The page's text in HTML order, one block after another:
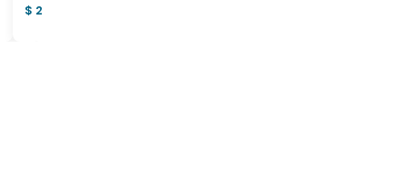
$ 2.900.000.000